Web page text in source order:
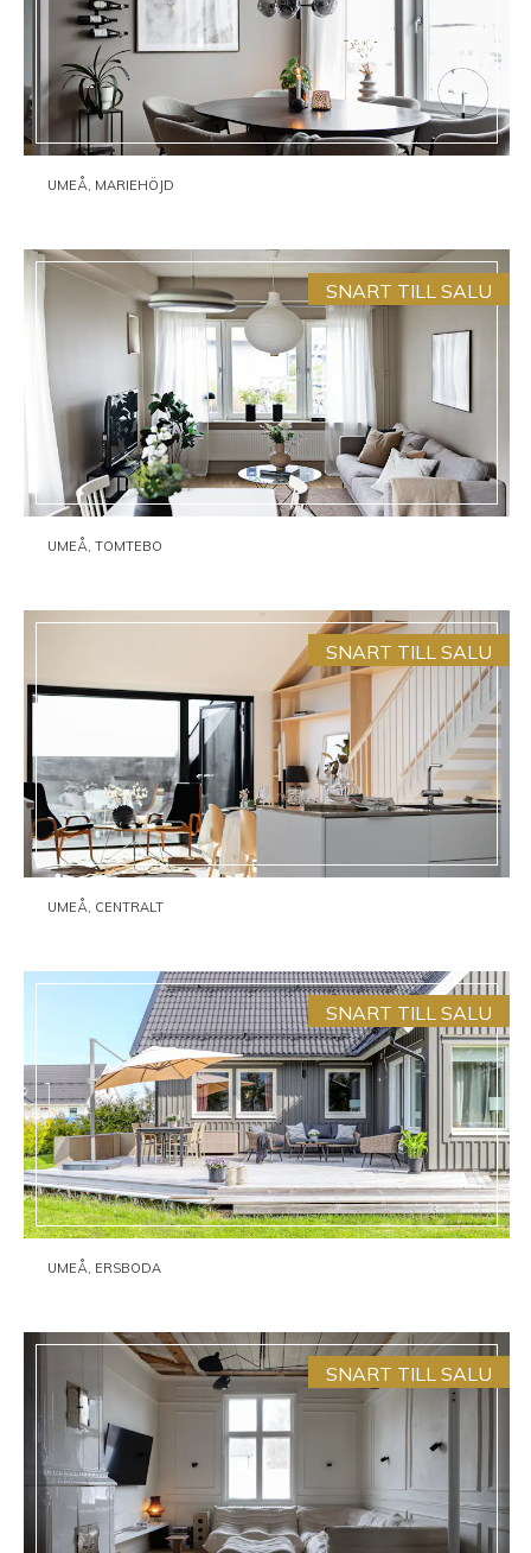
UMEÅ, MARIEHÖJD
SNART TILL SALU
UMEÅ, TOMTEBO
SNART TILL SALU
UMEÅ, CENTRALT
SNART TILL SALU
UMEÅ, ERSBODA
SNART TILL SALU